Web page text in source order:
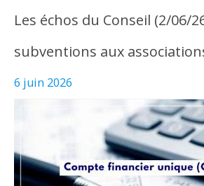
Les échos du Conseil (2/06/
subventions aux
6 juin 2026